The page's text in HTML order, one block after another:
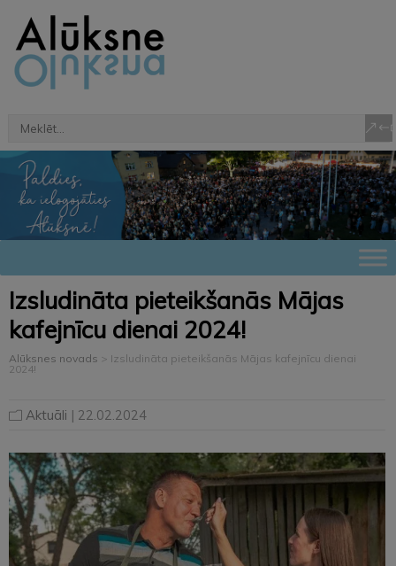
Izsludināta pieteikšanās Mājas
kafejnīcu dienai 2024!
Alūksnes novads > Izsludināta pieteikšanās Mājas kafejnīcu dienai
2024!
Aktuāli | 22.02.2024